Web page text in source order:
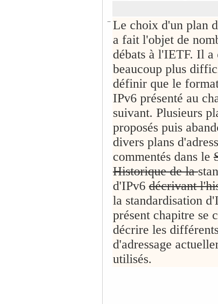
− Le choix d'un plan
a fait l'objet de
débats à l'IETF. Il a
beaucoup plus
définir que le
IPv6 présenté au
suivant. Plusieurs
proposés puis
divers plans
commentés dans le
Historique de la
d'IPv6 décrivant
la standardisation
présent chapitre se
décrire les
d'adressage
utilisés.